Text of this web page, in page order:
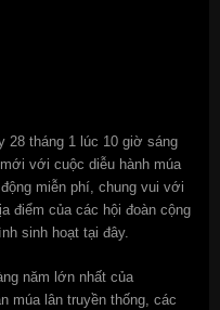
28 tháng 1 lúc 10 giờ sáng
với cuộc diễu hành múa
miễn phí, chung vui với
điểm của các hội đoàn cộng
sinh hoạt tại đây.
năm lớn nhất của
múa lân truyền thống, các